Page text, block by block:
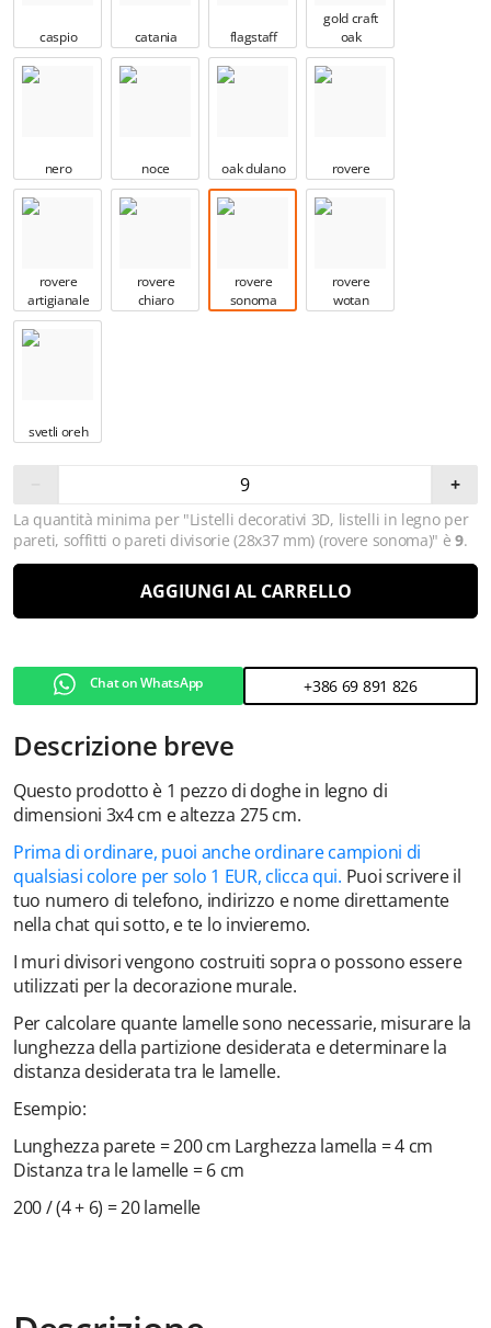
caspio catania flagstaff
gold craft
oak
nero noce oak dulano rovere
rovere
artigianale
rovere
chiaro
rovere
sonoma
rovere
wotan
svetli oreh
+
La quantità minima per "Listelli decorativi 3D, listelli in legno per
pareti, soffitti o pareti divisorie (28x37 mm) (rovere sonoma)" è9.
AGGIUNGI AL CARRELLO
Chat on WhatsApp +386 69 891 826
Descrizione breve
Questo prodotto è 1 pezzo di doghe in legno di
dimensioni 3x4 cm e altezza 275 cm.
Prima di ordinare, puoi anche ordinare campioni di
qualsiasi colore per solo 1 EUR, clicca qui. Puoi scrivere il
tuo numero di telefono, indirizzo e nome direttamente
nella chat qui sotto, e te lo invieremo.
I muri divisori vengono costruiti sopra o possono essere
utilizzati per la decorazione murale.
Per calcolare quante lamelle sono necessarie, misurare la
lunghezza della partizione desiderata e determinare la
distanza desiderata tra le lamelle.
Esempio:
Lunghezza parete = 200 cm Larghezza lamella = 4 cm
Distanza tra le lamelle = 6 cm
200 / (4 + 6) = 20 lamelle